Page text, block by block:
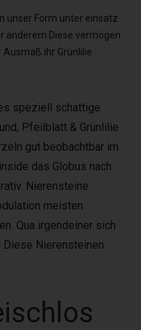
unser Form unter einsatz
anderem Diese vermögen
ihr Grünlilie
speziell schattige
Pfeilblatt & Grünlilie
gut beobachtbar im
das Globus nach
Nierensteine
meisten
Qua irgendeiner sich
Diese Nierensteinen